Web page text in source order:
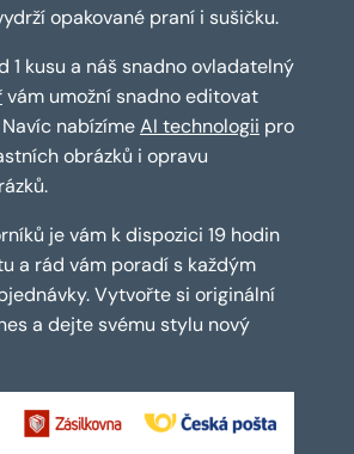
opakované praní i sušičku.
1 kusu a náš snadno ovladatelný
vám umožní snadno editovat
nabízímeAI technologii pro
obrázků i opravu
je vám k dispozici 19 hodin
a rád vám poradí s každým
Vytvořte si originální
a dejte svému stylu nový